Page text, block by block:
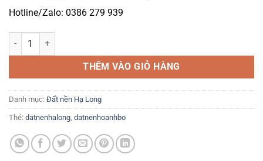
Hotline/Zalo: 0386 279 939
Khu Đô Thị Bắc Sông Trới Hoành Bồ – Giá bán: 0386 279 939 số
THÊM VÀO GIỎ HÀNG
Danh mục: Đất nền Hạ Long
Thẻ: datnenhalong, datnenhoanhbo